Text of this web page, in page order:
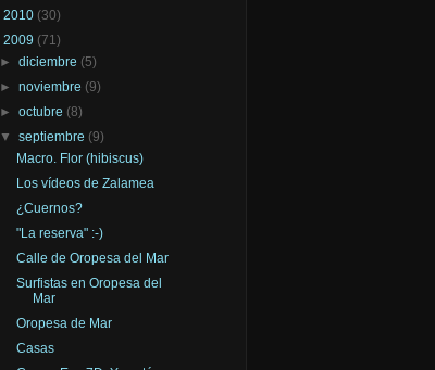
2010 (30)
2009 (71)
►diciembre (5)
►noviembre (9)
►octubre (8)
▼septiembre (9)
Macro. Flor (hibiscus)
Los vídeos de Zalamea
¿Cuernos?
"La reserva" :-)
Calle de Oropesa del Mar
Surfistas en Oropesa del
Mar
Oropesa de Mar
Casas